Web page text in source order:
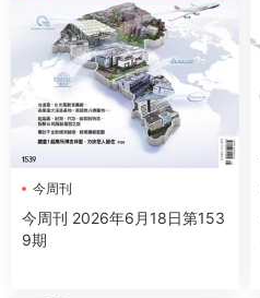
今周刊
今周刊 2026年6月18日第153
9期